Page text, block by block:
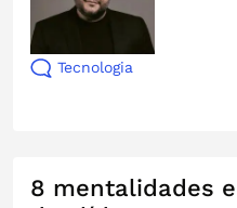
Tecnologia
8 mentalidades